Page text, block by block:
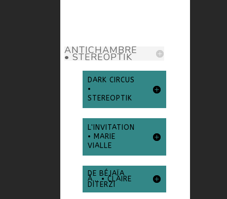
ANTICHAMBRE
• STEREOPTIK
DARK CIRCUS
•
STEREOPTIK
L'INVITATION
• MARIE
VIALLE
DE BÉJAÏA
À... • CLAIRE
DITERZI